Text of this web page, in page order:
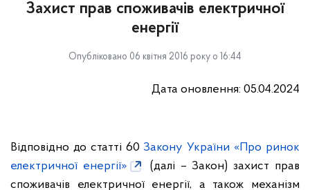
Захист прав споживачів електричної
енергії
Опубліковано 06 квітня 2016 року о 16:44
Дата оновлення: 05.04.2024
Відповідно до статті 60Закону України «Про ринок
електричної енергії»
(далі – Закон) захист прав
споживачів електричної енергії, а також механізм